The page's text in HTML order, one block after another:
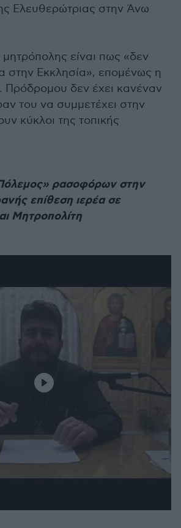
Ελευθερώτριας στην Άνω
είναι πως «δεν
στην Εκκλησία», επομένως η
Πρόδρομου δεν έχει κανέναν
του να συμμετέχει στην
κύκλοι της τοπικής
ρασοφόρων στην
επίθεση ιερέα σε
Μητροπολίτη